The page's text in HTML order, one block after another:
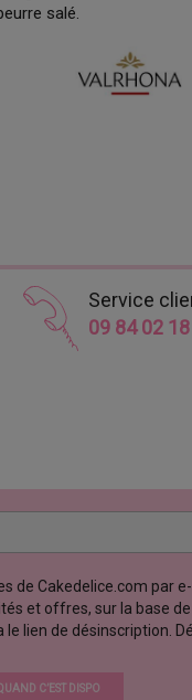
salé.
Service
09 84 02
de Cakedelice.com par e-
et offres, sur la base
lien de désinscription.
C’EST DISPO